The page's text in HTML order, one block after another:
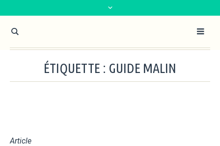
ÉTIQUETTE : GUIDE MALIN
Article